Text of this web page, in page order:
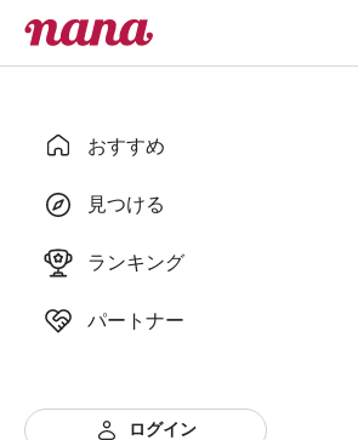
おすすめ
見つける
ランキング
パートナー
ログイン